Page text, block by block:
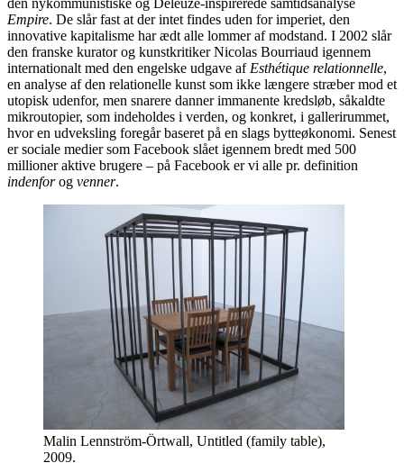
Empire. De slår fast at der intet findes uden for imperiet, den
innovative kapitalisme har ædt alle lommer af modstand. I 2002 slår
den franske kurator og kunstkritiker Nicolas Bourriaud igennem
internationalt med den engelske udgave af Esthétique relationnelle,
en analyse af den relationelle kunst som ikke længere stræber mod et
utopisk udenfor, men snarere danner immanente kredsløb, såkaldte
mikroutopier, som indeholdes i verden, og konkret, i gallerirummet,
hvor en udveksling foregår baseret på en slags bytteøkonomi. Senest
er sociale medier som Facebook slået igennem bredt med 500
millioner aktive brugere – på Facebook er vi alle pr. definition
indenforog venner.
Malin Lennström-Örtwall, Untitled (family table),
2009.